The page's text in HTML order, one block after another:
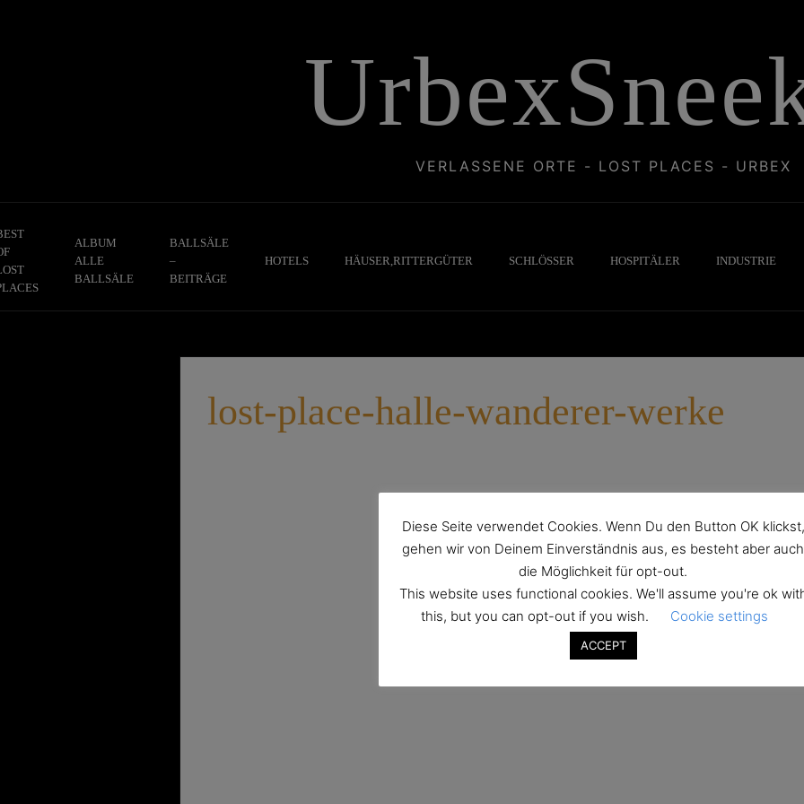
VERLASSENE ORTE - LOST PLACES - URBEX
ALBUM
ALLE
BALLSÄLE
BALLSÄLE
–
BEITRÄGE
HOTELS HÄUSER,RITTERGÜTER SCHLÖSSER HOSPITÄLER INDUSTRIE
lost-place-halle-wanderer-werke
Diese Seite verwendet Cookies. Wenn Du den Button OK klickst,
gehen wir von Deinem Einverständnis aus, es besteht aber auch
die Möglichkeit für opt-out.
This website uses functional cookies. We'll assume you're ok
this, but you can opt-out if you wish.
Cookie settings
ACCEPT